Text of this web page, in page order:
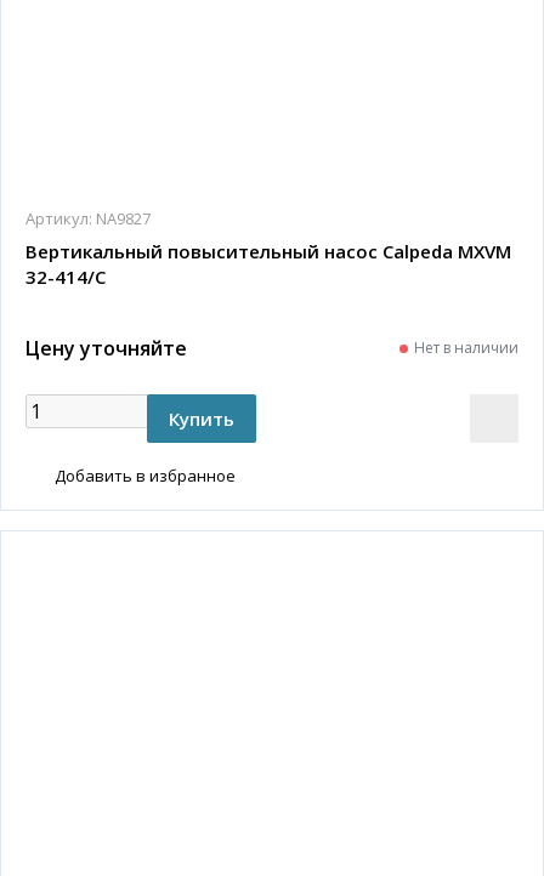
Артикул: NA9827
Вертикальный повысительный насос Calpeda MXVM
32-414/C
Цену уточняйте Нет в наличии
Добавить в избранное